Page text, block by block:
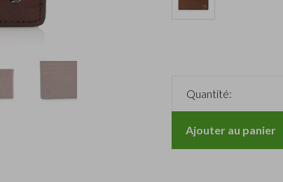
Quantité:
Ajouter au panier